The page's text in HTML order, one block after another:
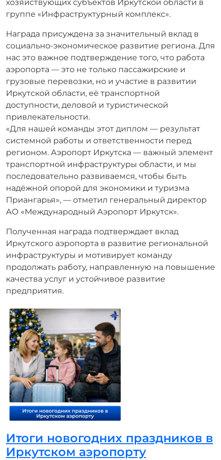
хозяйствующих субъектов Иркутской области в
группе «Инфраструктурный комплекс».
Награда присуждена за значительный вклад в
социально-экономическое развитие региона. Для
нас это важное подтверждение того, что работа
аэропорта — это не только пассажирские и
грузовые перевозки, но и участие в развитии
Иркутской области, её транспортной
доступности, деловой и туристической
привлекательности.
«Для нашей команды этот диплом — результат
системной работы и ответственности перед
регионом. Аэропорт Иркутска — важный элемент
транспортной инфраструктуры области, и мы
последовательно развиваемся, чтобы быть
надёжной опорой для экономики и туризма
Приангарья», — отметил генеральный директор
АО «Международный Аэропорт Иркутск».
Полученная награда подтверждает вклад
Иркутского аэропорта в развитие региональной
инфраструктуры и мотивирует команду
продолжать работу, направленную на повышение
качества услуг и устойчивое развитие
предприятия.
Итоги новогодних праздников в
Иркутском аэропорту